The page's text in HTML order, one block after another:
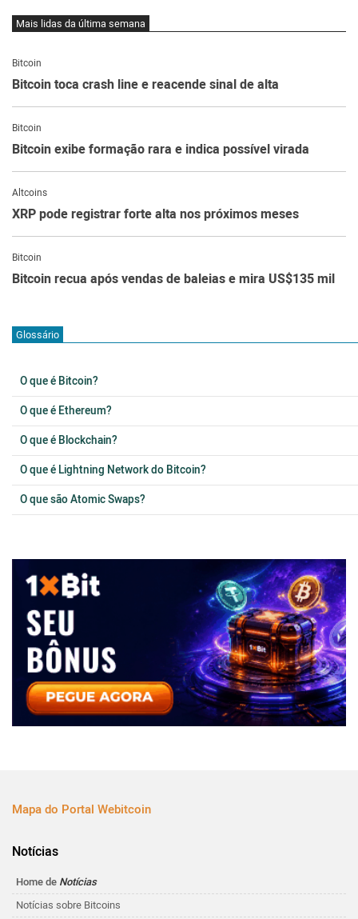
Mais lidas da última semana
Bitcoin
Bitcoin toca crash line e reacende sinal de alta
Bitcoin
Bitcoin exibe formação rara e indica possível virada
Altcoins
XRP pode registrar forte alta nos próximos meses
Bitcoin
Bitcoin recua após vendas de baleias e mira US$135 mil
Glossário
O que é Bitcoin?
O que é Ethereum?
O que é Blockchain?
O que é Lightning Network do Bitcoin?
O que são Atomic Swaps?
Mapa do Portal Webitcoin
Notícias
Home de Notícias
Notícias sobre Bitcoins